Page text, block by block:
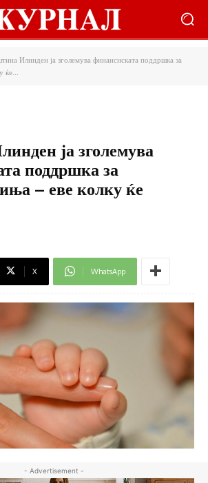
Илинден ја зголемува финансиската поддршка за
ќе...
ја зголемува
поддршка за
– еве колку ќе
X WhatsApp
- Advertisement -